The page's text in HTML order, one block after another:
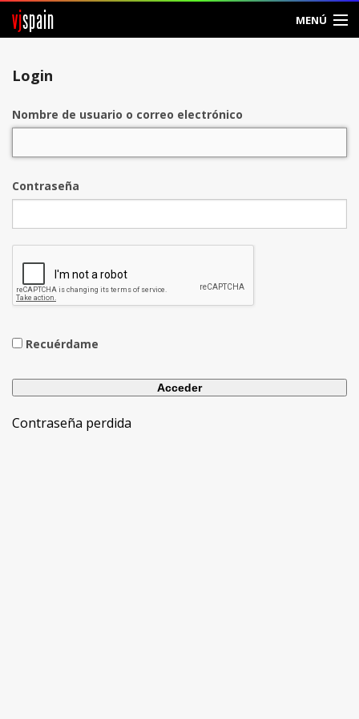
vjspain MENÚ
Login
Nombre de usuario o correo electrónico
Contraseña
Recuérdame
Contraseña perdida